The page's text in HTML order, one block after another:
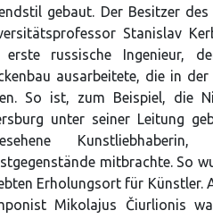
gebaut. Der Besitzer
Stanislav
erste russische Ingenieur,
ausarbeitete, die in
So ist, zum Beispiel, die
unter seiner Leitung
mitbrachte. So
Erholungsort für Künstler.
Mikolajus Čiurlionis